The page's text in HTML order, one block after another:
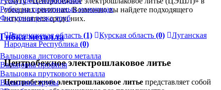
Рубка на гильотинных ножницах
Фигурная резка труб
Гибка металла
Вальцовка листового металла
Вальцовка профиля
Вальцовка пруткового металла
Вальцовка трубы
соседних регионах. Возможно вы найдете подходящего
исполнителя среди них.
Воронежская область (1) Курская область (0)
Луганская
Народная Республика (0)
Центробежное электрошлаковое литье
Центробежное электрошлаковое литье представляет собой